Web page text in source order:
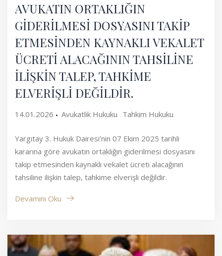
AVUKATIN ORTAKLIĞIN
GİDERİLMESİ DOSYASINI TAKİP
ETMESİNDEN KAYNAKLI VEKALET
ÜCRETİ ALACAĞININ TAHSİLİNE
İLİŞKİN TALEP, TAHKİME
ELVERİŞLİ DEĞİLDİR.
14.01.2026 Avukatlık Hukuku Tahkim Hukuku
Yargıtay 3. Hukuk Dairesi’nin 07 Ekim 2025 tarihli
kararına göre avukatın ortaklığın giderilmesi dosyasını
takip etmesinden kaynaklı vekalet ücreti alacağının
tahsiline ilişkin talep, tahkime elverişli değildir.
Devamını Oku